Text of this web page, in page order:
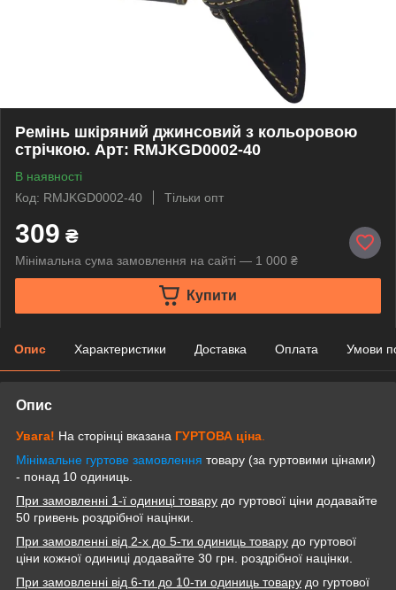
Ремінь шкіряний джинсовий з кольоровою
стрічкою. Арт: RMJKGD0002-40
В наявності
Код: RMJKGD0002-40
Тільки опт
309 ₴
Мінімальна сума замовлення на сайті — 1 000 ₴
Купити
Опис Характеристики Доставка Оплата Умови
Опис
Увага! На сторінці вказана ГУРТОВА ціна
Мінімальне гуртове замовлення товару (за гуртовими цінами)
- понад 10 одиниць.
При замовленні 1-ї одиниці товару до гуртової ціни додавайте
50 гривень роздрібної націнки.
При замовленні від 2-х до 5-ти одиниць товару до гуртової
ціни кожної одиниці додавайте 30 грн. роздрібної націнки.
При замовленні від 6-ти до 10-ти одиниць товару до гуртової